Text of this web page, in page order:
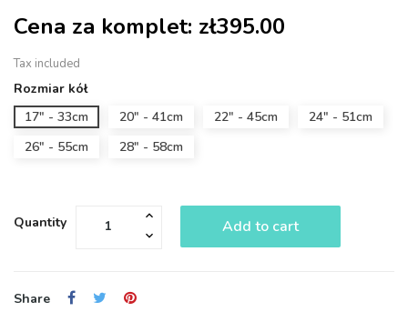
Cena za komplet: zł395.00
Tax included
Rozmiar kół
17" - 33cm
20" - 41cm 22" - 45cm
24" - 51cm
26" - 55cm
28" - 58cm
Quantity Add to cart
Share